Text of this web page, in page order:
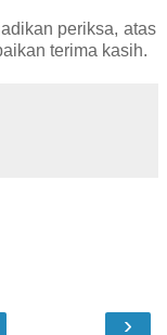
periksa, atas
terima kasih.
›